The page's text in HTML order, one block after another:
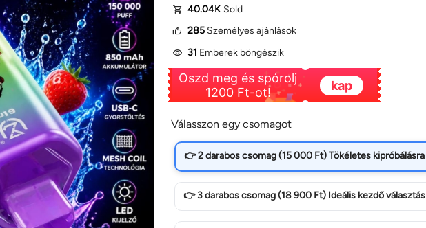
40.04K Sold
285 Személyes ajánlások
31 Emberek böngészik
Oszd meg és spórolj
1200 Ft-ot!
kap
Válasszon egy csomagot
👉 2 darabos csomag (15 000 Ft) Tökéletes kipróbálásra
👉 3 darabos csomag (18 900 Ft) Ideális kezdő választás